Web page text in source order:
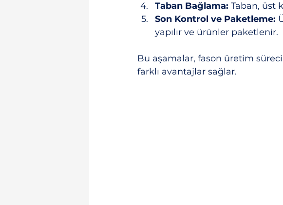
Taban Bağlama: Taban, üst
Son Kontrol ve Paketleme:
yapılır ve ürünler paketlenir.
Bu aşamalar, fason üretim
farklı avantajlar sağlar.